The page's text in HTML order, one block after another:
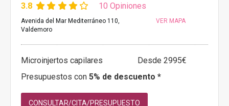
3.8 10 Opiniones
Avenida del Mar Mediterráneo 110,
Valdemoro
VER MAPA
Microinjertos capilares
Desde 2995€
Presupuestos con 5% de descuento *
CONSULTAR/CITA/PRESUPUESTO